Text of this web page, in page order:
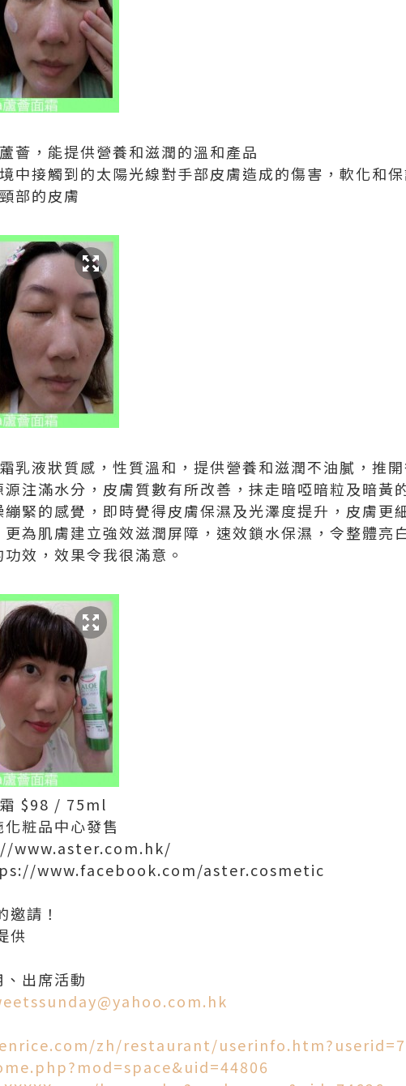
薈，能提供營養和滋潤的溫和產品
中接觸到的太陽光線對手部皮膚造成的傷害，軟化和
部的皮膚
乳液狀質感，性質溫和，提供營養和滋潤不油膩，推
注滿水分，皮膚質數有所改善，抹走暗啞暗粒及暗黃
繃緊的感覺，即時覺得皮膚保濕及光澤度提升，皮膚更
為肌膚建立強效滋潤屏障，速效鎖水保濕，令整體亮
效，效果令我很滿意。
$98 / 75ml
粧品中心發售
www.aster.com.hk/
www.facebook.com/aster.cosmetic
請！
供
出席活動
zh/restaurant/